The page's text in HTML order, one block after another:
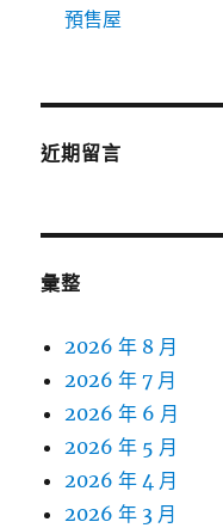
預售屋
近期留言
彙整
2026 年 8 月
2026 年 7 月
2026 年 6 月
2026 年 5 月
2026 年 4 月
2026 年 3 月